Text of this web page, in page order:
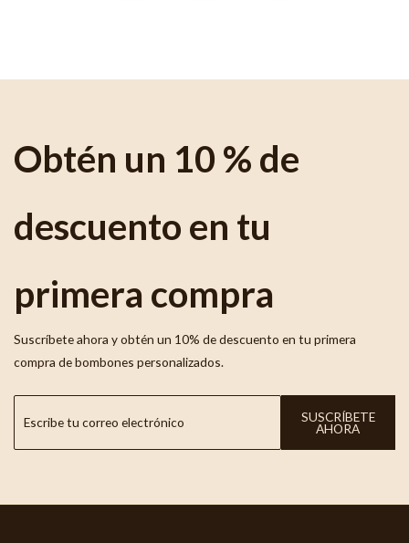
Obtén un 10 % de
descuento en tu
primera compra
Suscríbete ahora y obtén un 10% de descuento en tu primera
compra de bombones personalizados.
SUSCRÍBETE
AHORA